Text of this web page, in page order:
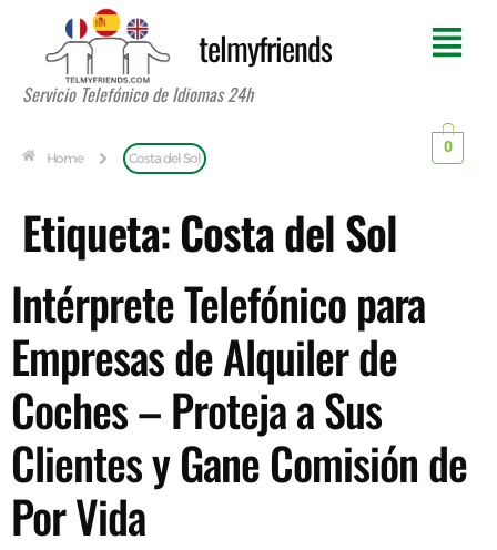
telmyfriends
Servicio Telefónico de Idiomas 24h
Home Costa del Sol
0
Etiqueta:Costa del Sol
Intérprete Telefónico para
Empresas de Alquiler de
Coches – Proteja a Sus
Clientes y Gane Comisión de
Por Vida